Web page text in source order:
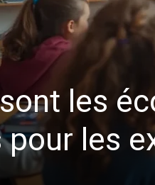
les
pour les